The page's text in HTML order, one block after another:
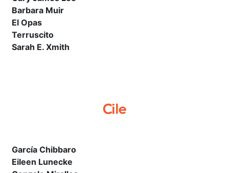
Barbara Muir
El Opas
Terruscito
Sarah E. Xmith
Cile
García Chibbaro
Eileen Lunecke